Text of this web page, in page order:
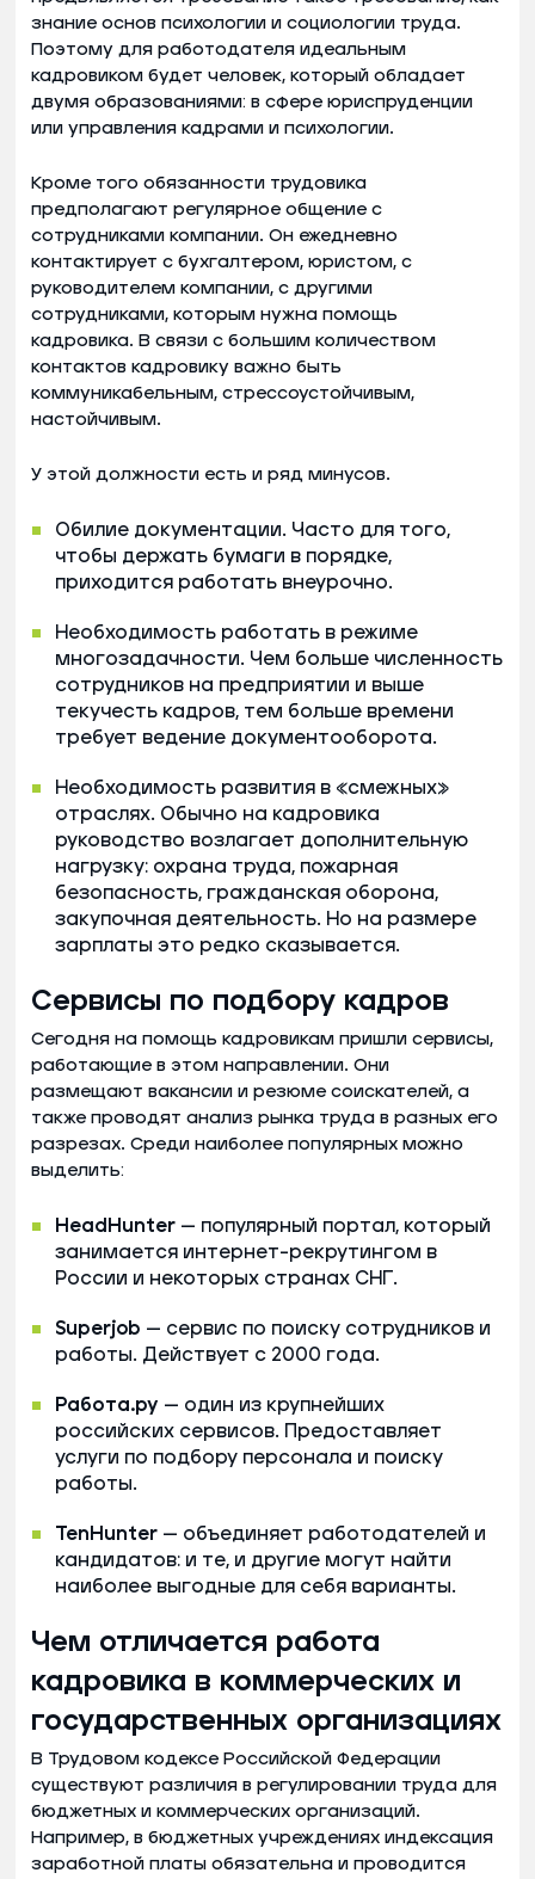
знание основ психологии и социологии труда.
Поэтому для работодателя идеальным
кадровиком будет человек, который обладает
двумя образованиями: в сфере юриспруденции
или управления кадрами и психологии.
Кроме того обязанности трудовика
предполагают регулярное общение с
сотрудниками компании. Он ежедневно
контактирует с бухгалтером, юристом, с
руководителем компании, с другими
сотрудниками, которым нужна помощь
кадровика. В связи с большим количеством
контактов кадровику важно быть
коммуникабельным, стрессоустойчивым,
настойчивым.
У этой должности есть и ряд минусов.
Обилие документации. Часто для того,
чтобы держать бумаги в порядке,
приходится работать внеурочно.
Необходимость работать в режиме
многозадачности. Чем больше численность
сотрудников на предприятии и выше
текучесть кадров, тем больше времени
требует ведение документооборота.
Необходимость развития в «смежных»
отраслях. Обычно на кадровика
руководство возлагает дополнительную
нагрузку: охрана труда, пожарная
безопасность, гражданская оборона,
закупочная деятельность. Но на размере
зарплаты это редко сказывается.
Сервисы по подбору кадров
Сегодня на помощь кадровикам пришли сервисы,
работающие в этом направлении. Они
размещают вакансии и резюме соискателей, а
также проводят анализ рынка труда в разных его
разрезах. Среди наиболее популярных можно
выделить:
HeadHunter — популярный портал, который
занимается интернет-рекрутингом в
России и некоторых странах СНГ.
Superjob — сервис по поиску сотрудников и
работы. Действует с 2000 года.
Работа.ру — один из крупнейших
российских сервисов. Предоставляет
услуги по подбору персонала и поиску
работы.
TenHunter — объединяет работодателей и
кандидатов: и те, и другие могут найти
наиболее выгодные для себя варианты.
Чем отличается работа
кадровика в коммерческих и
государственных организациях
В Трудовом кодексе Российской Федерации
существуют различия в регулировании труда для
бюджетных и коммерческих организаций.
Например, в бюджетных учреждениях индексация
заработной платы обязательна и проводится